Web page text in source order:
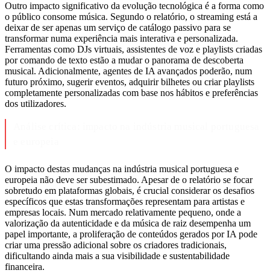
Outro impacto significativo da evolução tecnológica é a forma como
o público consome música. Segundo o relatório, o streaming está a
deixar de ser apenas um serviço de catálogo passivo para se
transformar numa experiência mais interativa e personalizada.
Ferramentas como DJs virtuais, assistentes de voz e playlists criadas
por comando de texto estão a mudar o panorama de descoberta
musical. Adicionalmente, agentes de IA avançados poderão, num
futuro próximo, sugerir eventos, adquirir bilhetes ou criar playlists
completamente personalizadas com base nos hábitos e preferências
dos utilizadores.
O impacto destas mudanças na indústria musical portuguesa e
europeia não deve ser subestimado. Apesar de o relatório se focar
sobretudo em plataformas globais, é crucial considerar os desafios
específicos que estas transformações representam para artistas e
empresas locais. Num mercado relativamente pequeno, onde a
valorização da autenticidade e da música de raiz desempenha um
papel importante, a proliferação de conteúdos gerados por IA pode
criar uma pressão adicional sobre os criadores tradicionais,
dificultando ainda mais a sua visibilidade e sustentabilidade
financeira.